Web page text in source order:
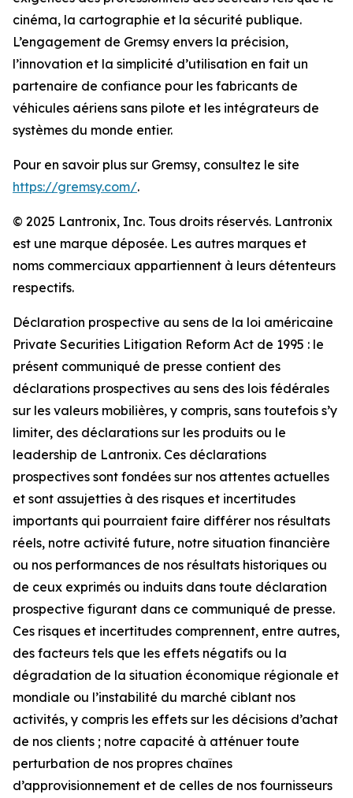
cinéma, la cartographie et la sécurité publique.
L’engagement de Gremsy envers la précision,
l’innovation et la simplicité d’utilisation en fait un
partenaire de confiance pour les fabricants de
véhicules aériens sans pilote et les intégrateurs de
systèmes du monde entier.
Pour en savoir plus sur Gremsy, consultez le site
https://gremsy.com/.
© 2025 Lantronix, Inc. Tous droits réservés. Lantronix
est une marque déposée. Les autres marques et
noms commerciaux appartiennent à leurs détenteurs
respectifs.
Déclaration prospective au sens de la loi américaine
Private Securities Litigation Reform Act de 1995 : le
présent communiqué de presse contient des
déclarations prospectives au sens des lois fédérales
sur les valeurs mobilières, y compris, sans toutefois s’y
limiter, des déclarations sur les produits ou le
leadership de Lantronix. Ces déclarations
prospectives sont fondées sur nos attentes actuelles
et sont assujetties à des risques et incertitudes
importants qui pourraient faire différer nos résultats
réels, notre activité future, notre situation financière
ou nos performances de nos résultats historiques ou
de ceux exprimés ou induits dans toute déclaration
prospective figurant dans ce communiqué de presse.
Ces risques et incertitudes comprennent, entre autres,
des facteurs tels que les effets négatifs ou la
dégradation de la situation économique régionale et
mondiale ou l’instabilité du marché ciblant nos
activités, y compris les effets sur les décisions d’achat
de nos clients ; notre capacité à atténuer toute
perturbation de nos propres chaînes
d’approvisionnement et de celles de nos fournisseurs